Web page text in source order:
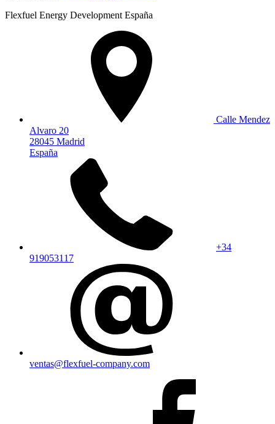
Flexfuel Energy Development España
Calle Mendez
Alvaro 20
28045 Madrid
España
+34
919053117
ventas@flexfuel-company.com